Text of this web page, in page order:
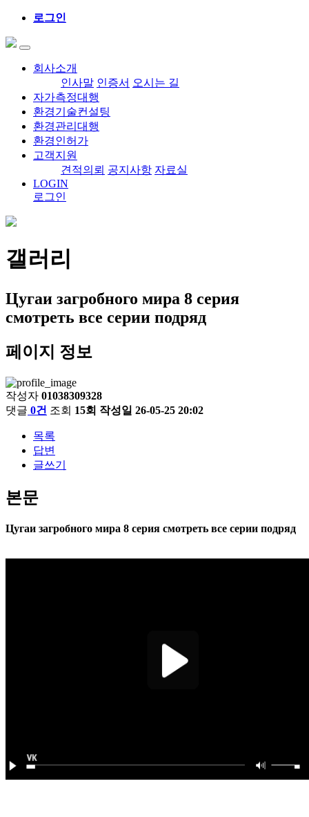
로그인
회사소개
인사말 인증서 오시는 길
자가측정대행
환경기술컨설팅
환경관리대행
환경인허가
고객지원
견적의뢰 공지사항 자료실
LOGIN
로그인
갤러리
Цугаи загробного мира 8 серия
смотреть все серии подряд
페이지 정보
작성자 01038309328
댓글 0건 조회 15회 작성일 26-05-25 20:02
목록
답변
글쓰기
본문
Цугаи загробного мира 8 серия смотреть все серии подряд